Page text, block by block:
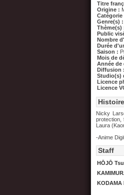
Titre
Origine :
Catégorie
Genre(s) :
Thème(s)
Public
Nombre
Durée
Saison :
Mois de
Année
Diffusion :
Studio(s)
Licence
Licence
Histoire
Nicky
protection,
Laura
-Anime
Staff
HŌJŌ
KODAMA